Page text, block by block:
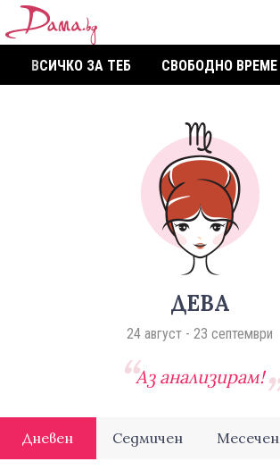
ВСИЧКО ЗА ТЕБ СВОБОДНО ВРЕМЕ
ДЕВА
24 август - 23 септември
Аз анализирам!
Дневен Седмичен Месечен